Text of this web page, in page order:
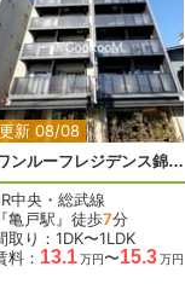
更新 08/08
2 2
ワンルーフレジデンス錦糸町
中央・総武線
『亀戸駅』徒歩7分
取り：1DK〜1LDK
料： 13.1万円〜15.3万円